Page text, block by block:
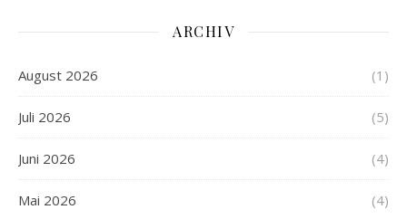
ARCHIV
August 2026 (1)
Juli 2026 (5)
Juni 2026 (4)
Mai 2026 (4)